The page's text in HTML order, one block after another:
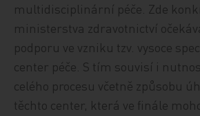
multidisciplinární péče. Zde
ministerstva zdravotnictví
podporu ve vzniku tzv. vysoce
center péče. S tím souvisí i
celého procesu včetně způsobu
těchto center, která ve finále